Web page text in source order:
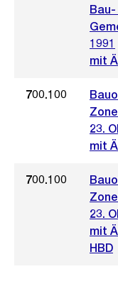
1991
mit
700.100
23.
mit
700.100
23.
mit
HBD